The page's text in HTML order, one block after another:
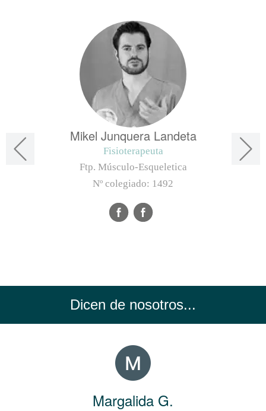
Mikel Junquera Landeta
Fisioterapeuta
Ftp. Músculo-Esqueletica
Nº colegiado: 1492
Dicen de nosotros...
Margalida G.